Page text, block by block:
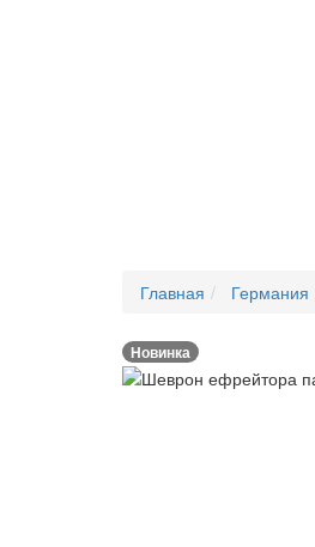
Главная Германия
Новинка